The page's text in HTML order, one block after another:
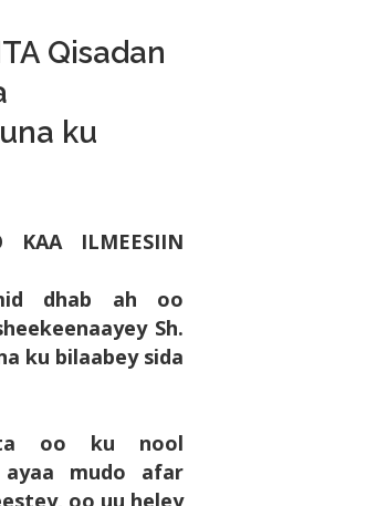
Qisadan
ku
KAA ILMEESIIN
dhab ah oo
Sh.
ku bilaabey sida
oo ku nool
ayaa mudo afar
oo uu heley